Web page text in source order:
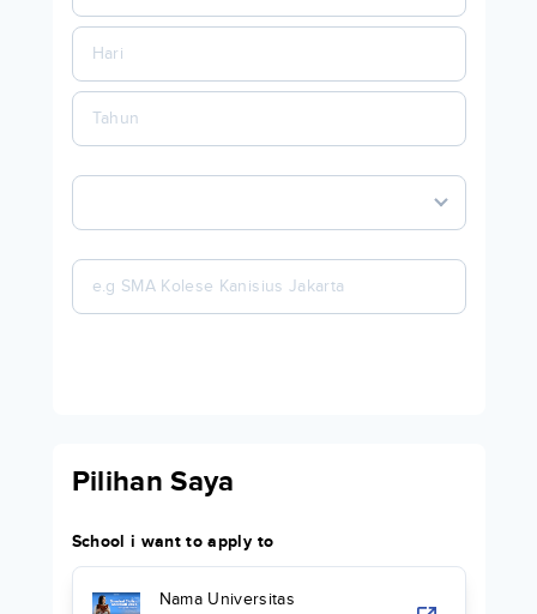
Pilihan Saya
School i want to apply to
Nama Universitas